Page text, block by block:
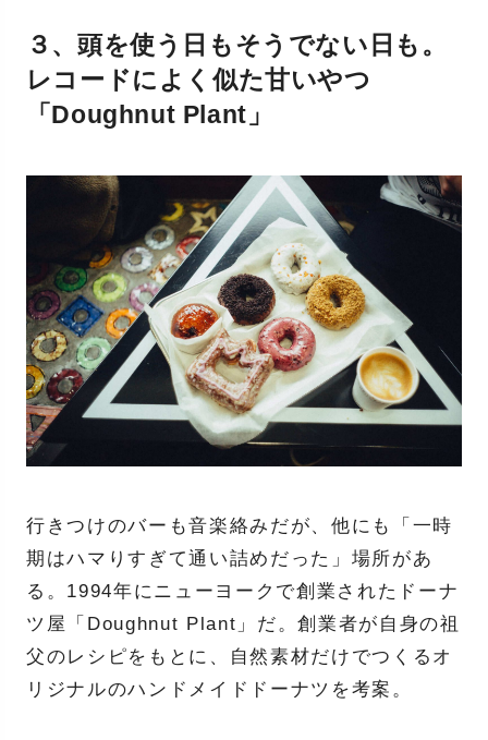
３、頭を使う日もそうでない日も。
レコードによく似た甘いやつ
「Doughnut Plant」
行きつけのバーも音楽絡みだが、他にも「一時
期はハマりすぎて通い詰めだった」場所があ
る。1994年にニューヨークで創業されたドーナ
ツ屋「Doughnut Plant」だ。創業者が自身の祖
父のレシピをもとに、自然素材だけでつくるオ
リジナルのハンドメイドドーナツを考案。